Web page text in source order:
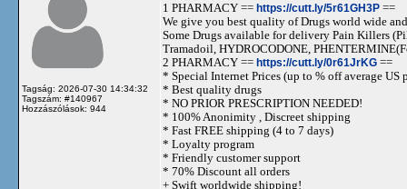
Tagság: 2026-07-30 14:34:32
Tagszám: #140967
Hozzászólások: 944
1 PHARMACY == https://cutt.ly/5r61GH3P ==
We give you best quality of Drugs world wide
Some Drugs available for delivery Pain Killers
Tramadoil, HYDROCODONE,
2 PHARMACY == https://cutt.ly/0r61JrKG ==
* Special Internet Prices (up to % off average US
* Best quality drugs
* NO PRIOR PRESCRIPTION NEEDED!
* 100% Anonimity , Discreet shipping
* Fast FREE shipping (4 to 7 days)
* Loyalty program
* Friendly customer support
* 70% Discount all orders
+ Swift worldwide shipping!